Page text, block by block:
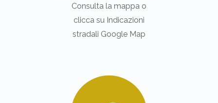
Consulta la mappa o
clicca su Indicazioni
stradali Google Map